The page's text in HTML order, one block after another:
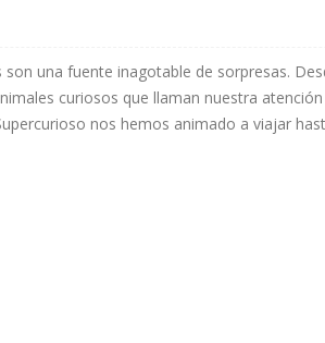
son una fuente inagotable de sorpresas.
curiosos que llaman nuestra
nos hemos animado a viajar